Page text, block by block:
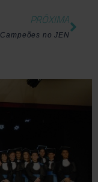
PRÓXIMA
Campeões no JEN